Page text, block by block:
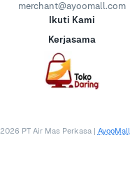
merchant@ayoomall.com
Ikuti Kami
Kerjasama
2026 PT Air Mas Perkasa | AyooMall